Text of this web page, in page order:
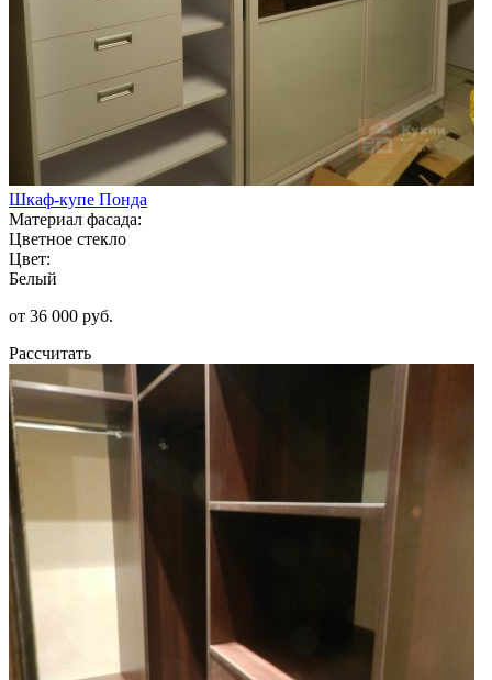
Шкаф-купе Понда
Материал фасада:
Цветное стекло
Цвет:
Белый
от 36 000 руб.
Рассчитать